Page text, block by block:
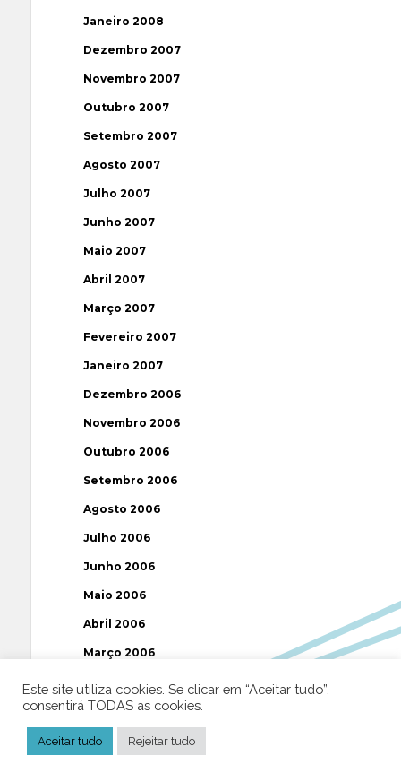
Janeiro 2008
Dezembro 2007
Novembro 2007
Outubro 2007
Setembro 2007
Agosto 2007
Julho 2007
Junho 2007
Maio 2007
Abril 2007
Março 2007
Fevereiro 2007
Janeiro 2007
Dezembro 2006
Novembro 2006
Outubro 2006
Setembro 2006
Agosto 2006
Julho 2006
Junho 2006
Maio 2006
Abril 2006
Março 2006
Fevereiro 2006
Janeiro 2006
Dezembro 2005
Este site utiliza cookies. Se clicar em “Aceitar tudo”,
consentirá TODAS as cookies.
Aceitar tudo Rejeitar tudo